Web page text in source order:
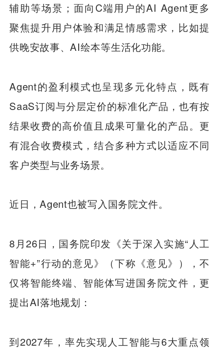
辅助等场景；面向C端用户的AI Agent更多
聚焦提升用户体验和满足情感需求，比如提
供晚安故事、AI绘本等生活化功能。
Agent的盈利模式也呈现多元化特点，既有
SaaS订阅与分层定价的标准化产品，也有按
结果收费的高价值且成果可量化的产品。更
有混合收费模式，结合多种方式以适应不同
客户类型与业务场景。
近日，Agent也被写入国务院文件。
8月26日，国务院印发《关于深入实施“人工
智能+”行动的意见》（下称《意见》），不
仅将智能终端、智能体写进国务院文件，更
提出AI落地规划：
到2027年，率先实现人工智能与6大重点领